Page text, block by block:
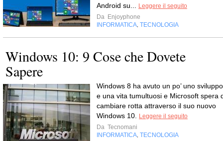
Android su...
Leggere il seguito
Da Enjoyphone
INFORMATICA TECNOLOGIA
Windows 10: 9 Cose che Dovete
Sapere
Windows 8 ha avuto un po’ uno sviluppo
e una vita tumultuosi e Microsoft spera
cambiare rotta attraverso il suo nuovo
Windows 10.
Leggere il seguito
Da Tecnomani
INFORMATICA TECNOLOGIA